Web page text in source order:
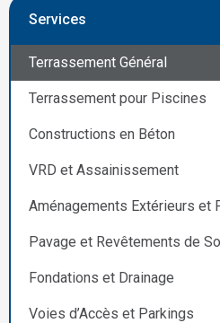
Services
Terrassement Général
Terrassement pour Piscines
Constructions en Béton
VRD et Assainissement
Aménagements Extérieurs et
Pavage et Revêtements de
Fondations et Drainage
Voies d’Accès et Parkings